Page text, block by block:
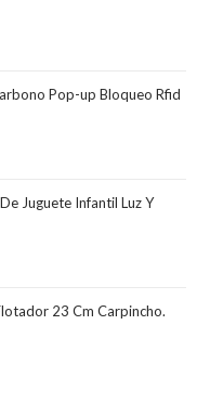
Pop-up Bloqueo Rfid
Juguete Infantil Luz Y
23 Cm Carpincho.